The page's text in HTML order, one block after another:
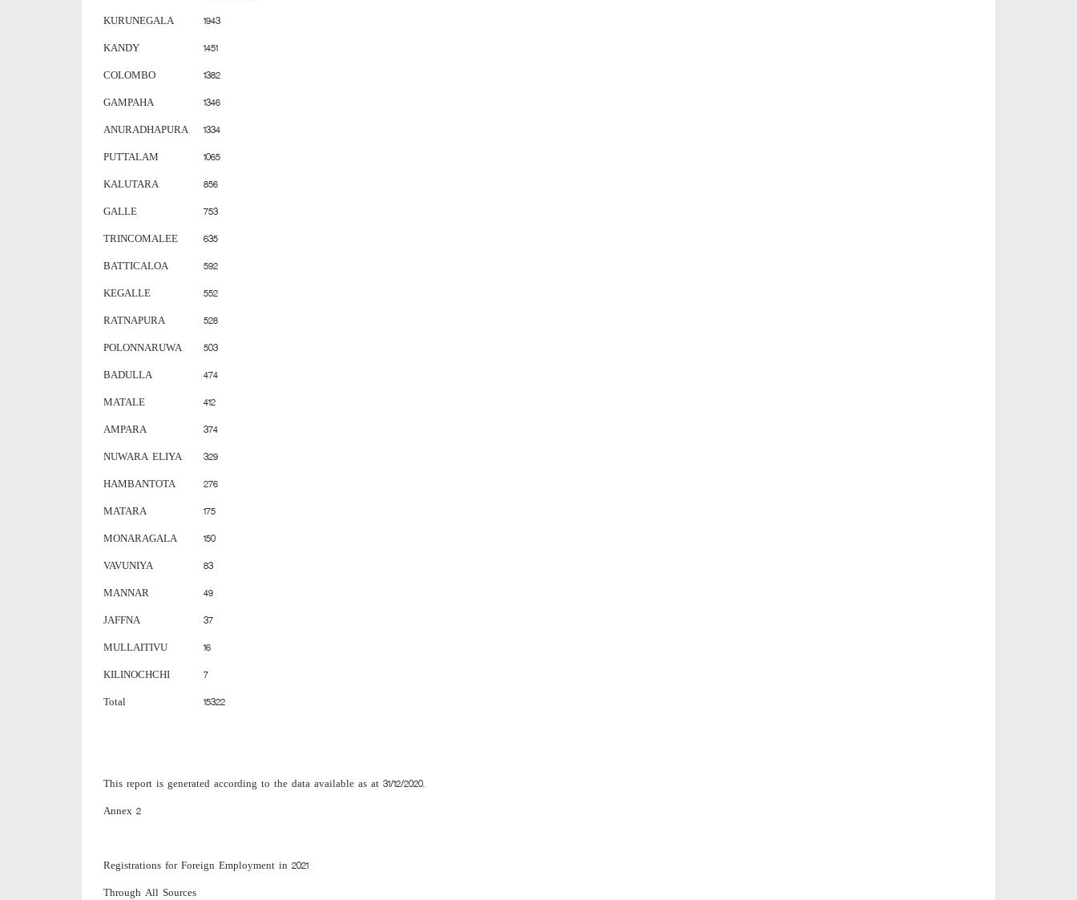
KURUNEGALA 1943
KANDY 1451
COLOMBO 1382
GAMPAHA 1346
ANURADHAPURA 1334
PUTTALAM 1065
KALUTARA 856
GALLE 753
TRINCOMALEE 635
BATTICALOA 592
KEGALLE 552
RATNAPURA 528
POLONNARUWA 503
BADULLA 474
MATALE 412
AMPARA 374
NUWARA ELIYA 329
HAMBANTOTA 276
MATARA 175
MONARAGALA 150
VAVUNIYA 83
MANNAR 49
JAFFNA 37
MULLAITIVU 16
KILINOCHCHI 7
Total 15322
This report is generated according to the data available as at 31/12/2020.
Annex 2
Registrations for Foreign Employment in 2021
Through All Sources